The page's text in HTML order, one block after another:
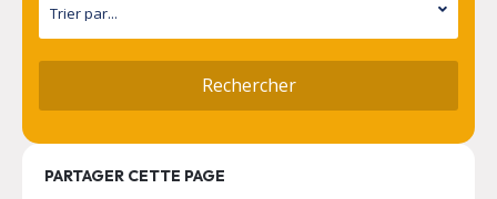
PARTAGER CETTE PAGE